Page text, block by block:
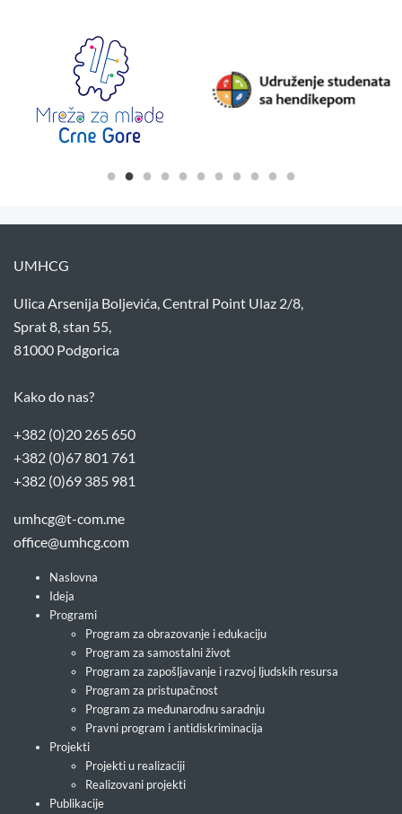
UMHCG
Ulica Arsenija Boljevića, Central Point Ulaz 2/8,
Sprat 8, stan 55,
81000 Podgorica
Kako do nas?
+382 (0)20 265 650
+382 (0)67 801 761
+382 (0)69 385 981
umhcg@t-com.me
office@umhcg.com
Naslovna
Ideja
Programi
Program za obrazovanje i edukaciju
Program za samostalni život
Program za zapošljavanje i razvoj ljudskih resursa
Program za pristupačnost
Program za međunarodnu saradnju
Pravni program i antidiskriminacija
Projekti
Projekti u realizaciji
Realizovani projekti
Publikacije